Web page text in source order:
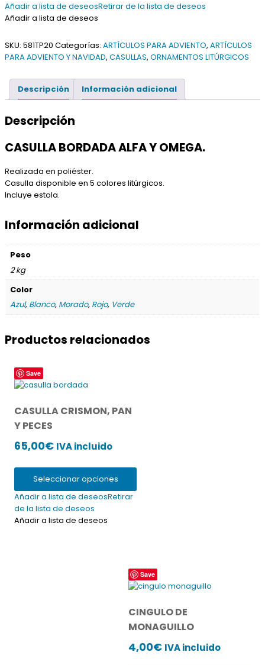
Añadir a lista de deseosRetirar de la lista de deseos
Añadir a lista de deseos
SKU: 581TP20 Categorías: ARTÍCULOS PARA ADVIENTO, ARTÍCULOS
PARA ADVIENTO Y NAVIDAD, CASULLAS, ORNAMENTOS LITÚRGICOS
Descripción Información adicional
Descripción
CASULLA BORDADA ALFA Y OMEGA.
Realizada en poliéster.
Casulla disponible en 5 colores litúrgicos.
Incluye estola.
Información adicional
Peso
2 kg
Color
Azul, Blanco, Morado, Rojo, Verde
Productos relacionados
Save
CASULLA CRISMON, PAN
Y PECES
65,00€ IVA incluido
Seleccionar opciones
Este
producto
múltiples
Las
opciones
pueden
elegir
en
la
página
de
Añadir a lista de deseosRetirar
de la lista de deseos
Añadir a lista de deseos
Save
CINGULO DE
MONAGUILLO
4,00€ IVA incluido